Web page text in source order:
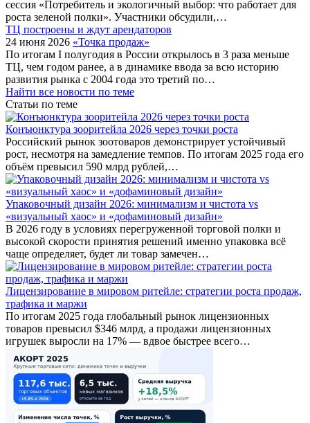
сессия «Потребитель и экологичный выбор: что работает для
роста зеленой полки». Участники обсудили,…
ТЦ построены и ждут арендаторов
24 июня 2026 «Точка продаж»
По итогам I полугодия в России открылось в 3 раза меньше
ТЦ, чем годом ранее, а в динамике ввода за всю историю
развития рынка с 2004 года это третий по…
Найти все новости по теме
Статьи по теме
Конъюнктура зооритейла 2026 через точки роста
Российский рынок зоотоваров демонстрирует устойчивый
рост, несмотря на замедление темпов. По итогам 2025 года его
объём превысил 590 млрд рублей,…
Упаковочный дизайн 2026: минимализм и чистота vs
«визуальный хаос» и «дофаминовый дизайн»
В 2026 году в условиях перегруженной торговой полки и
высокой скорости принятия решений именно упаковка всё
чаще определяет, будет ли товар замечен…
Лицензирование в мировом ритейле: стратегии роста продаж,
трафика и маржи
По итогам 2025 года глобальный рынок лицензионных
товаров превысил $346 млрд, а продажи лицензионных
игрушек выросли на 17% — вдвое быстрее всего…